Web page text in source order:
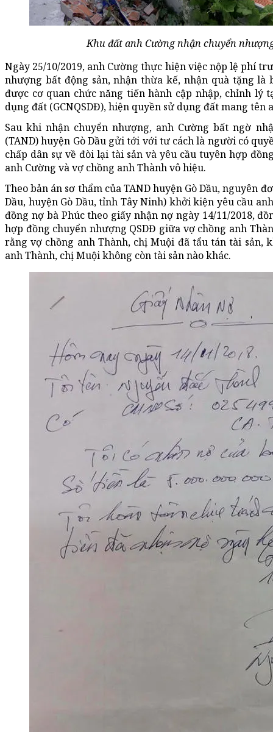
Khu đất anh Cường nhận chuyển
Ngày 25/10/2019, anh Cường thực hiện việc nộp lệ phí
nhượng bất động sản, nhận thừa kế, nhận quà tặng là
được cơ quan chức năng tiến hành cập nhập, chỉnh lý
dụng đất (GCNQSDĐ), hiện quyền sử dụng đất mang tên
Sau khi nhận chuyển nhượng, anh Cường bất ngờ
(TAND) huyện Gò Dầu gửi tới với tư cách là người có
chấp dân sự về đòi lại tài sản và yêu cầu tuyên hợp
anh Cường và vợ chồng anh Thành vô hiệu.
Theo bản án sơ thẩm của TAND huyện Gò Dầu, nguyên
Dầu, huyện Gò Dầu, tỉnh Tây Ninh) khởi kiện yêu cầu
đồng nợ bà Phúc theo giấy nhận nợ ngày 14/11/2018,
hợp đồng chuyển nhượng QSDĐ giữa vợ chồng anh
rằng vợ chồng anh Thành, chị Muội đã tẩu tán tài sản,
anh Thành, chị Muội không còn tài sản nào khác.